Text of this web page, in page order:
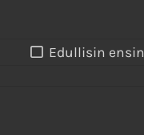
Edullisin ensin